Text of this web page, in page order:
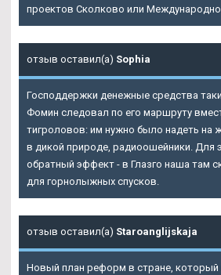
проектов Сколково или
отзыв оставил(а) Sophia
Господдержки денежные средства
Фомин следовал по его маршруту
тигроловов: им нужно было надеть на
в дикой природе, радиоошейники. Для
обратный эффект - в Глазго наша там
для горнолыжных спусков.
отзыв оставил(а) Staroanglijskaja
Новый план реформ в стране, который